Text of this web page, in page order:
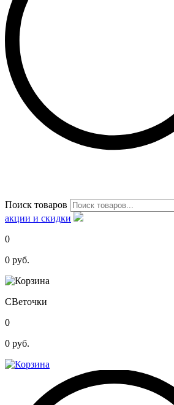
Поиск товаров
акции и скидки
0
0 руб.
СВеточки
0
0 руб.